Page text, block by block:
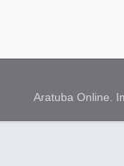
Aratuba Online.